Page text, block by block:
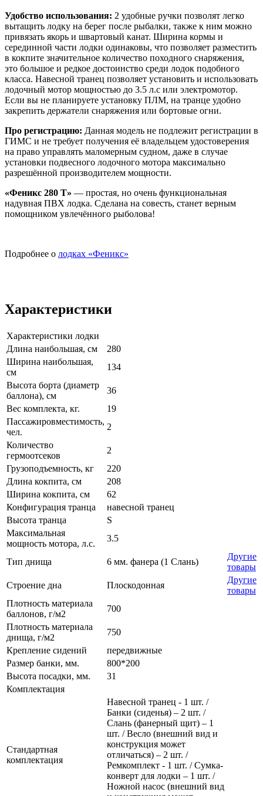
Удобство использования: 2 удобные ручки позволят легко
вытащить лодку на берег после рыбалки, также к ним можно
привязать якорь и швартовый канат. Ширина кормы и
серединной части лодки одинаковы, что позволяет разместить
в кокпите значительное количество походного снаряжения,
это большое и редкое достоинство среди лодок подобного
класса. Навесной транец позволяет установить и использовать
лодочный мотор мощностью до 3.5 л.с или электромотор.
Если вы не планируете установку ПЛМ, на транце удобно
закрепить держатели снаряжения или бортовые огни.
Про регистрацию: Данная модель не подлежит регистрации в
ГИМС и не требует получения её владельцем удостоверения
на право управлять маломерным судном, даже в случае
установки подвесного лодочного мотора максимально
разрешённой производителем мощности.
«Феникс 280 Т» — простая, но очень функциональная
надувная ПВХ лодка. Сделана на совесть, станет верным
помощником увлечённого рыболова!
Подробнее о лодках «Феникс»
Характеристики
Характеристики лодки
Длина наибольшая, см
280
Ширина наибольшая,
см
134
Высота борта (диаметр
баллона), см
36
Вес комплекта, кг.
19
Пассажировместимость,
чел.
2
Количество
гермоотсеков
2
Грузоподъемность, кг
220
Длина кокпита, см
208
Ширина кокпита, см
62
Конфигурация транца
навесной транец
Высота транца
S
Максимальная
мощность мотора, л.с.
3.5
Тип днища 6 мм. фанера (1 Слань)
Другие
товары
Строение дна
Плоскодонная
Другие
товары
Плотность материала
баллонов, г/м2
700
Плотность материала
днища, г/м2
750
Крепление сидений
передвижные
Размер банки, мм.
800*200
Высота посадки, мм.
31
Комплектация
Стандартная
комплектация
Навесной транец - 1 шт. /
Банки (сиденья) – 2 шт. /
Слань (фанерный щит) – 1
шт. / Весло (внешний вид и
конструкция может
отличаться) – 2 шт. /
Ремкомплект - 1 шт. / Сумка-
конверт для лодки – 1 шт. /
Ножной насос (внешний вид